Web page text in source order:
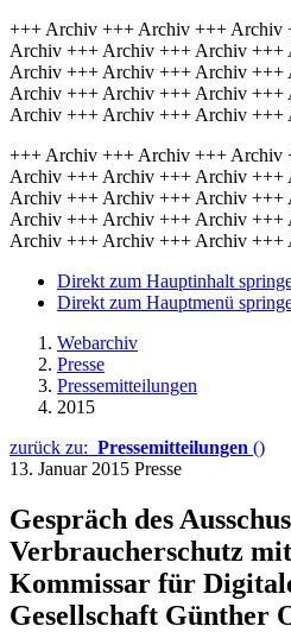
+++ Archiv +++ Archiv +++ Archiv
Archiv +++ Archiv +++ Archiv
Archiv +++ Archiv +++ Archiv
Archiv +++ Archiv +++ Archiv
Archiv +++ Archiv +++ Archiv
+++ Archiv +++ Archiv +++ Archiv
Archiv +++ Archiv +++ Archiv
Archiv +++ Archiv +++ Archiv
Archiv +++ Archiv +++ Archiv
Archiv +++ Archiv +++ Archiv
Direkt zum Hauptinhalt
Direkt zum Hauptmenü
Webarchiv
Presse
Pressemitteilungen
2015
zurück zu: Pressemitteilungen ()
13. Januar 2015 Presse
Gespräch des
Verbraucherschutz
Kommissar für
Gesellschaft Günther